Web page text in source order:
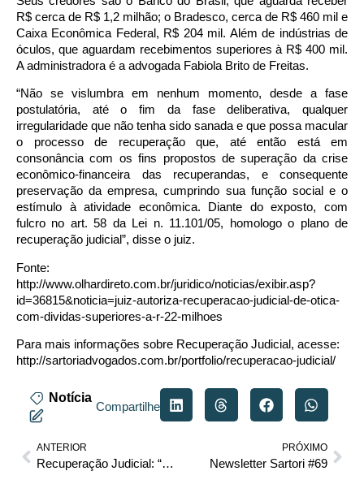
R$ cerca de R$ 1,2 milhão; o Bradesco, cerca de R$ 460 mil e
Caixa Econômica Federal, R$ 204 mil. Além de indústrias de
óculos, que aguardam recebimentos superiores à R$ 400 mil.
A administradora é a advogada Fabiola Brito de Freitas.
“Não se vislumbra em nenhum momento, desde a fase
postulatória, até o fim da fase deliberativa, qualquer
irregularidade que não tenha sido sanada e que possa macular
o processo de recuperação que, até então está em
consonância com os fins propostos de superação da crise
econômico-financeira das recuperandas, e consequente
preservação da empresa, cumprindo sua função social e o
estímulo à atividade econômica. Diante do exposto, com
fulcro no art. 58 da Lei n. 11.101/05, homologo o plano de
recuperação judicial”, disse o juiz.
Fonte:
http://www.olhardireto.com.br/juridico/noticias/exibir.asp?
id=36815&noticia=juiz-autoriza-recuperacao-judicial-de-otica-
com-dividas-superiores-a-r-22-milhoes
Para mais informações sobre Recuperação Judicial, acesse:
http://sartoriadvogados.com.br/portfolio/recuperacao-judicial/
Notícia
Compartilhe
ANTERIOR
Recuperação Judicial: “Mediação na recuperação judicial”
PRÓXIMO
Newsletter Sartori #69